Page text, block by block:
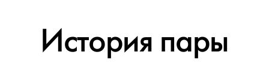
История пары